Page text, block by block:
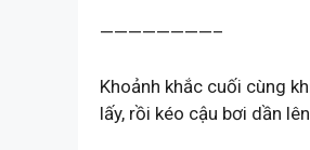
————————–
Khoảnh khắc cuối cùng
lấy, rồi kéo cậu bơi dần